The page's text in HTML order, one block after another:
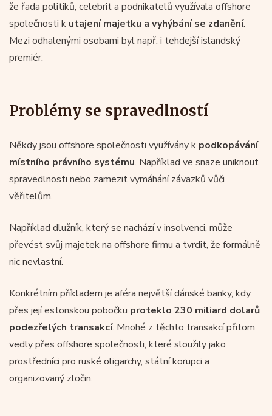
že řada politiků, celebrit a podnikatelů využívala offshore
společnosti k utajení majetku a vyhýbání se zdanění.
Mezi odhalenými osobami byl např. i tehdejší islandský
premiér.
Problémy se spravedlností
Někdy jsou offshore společnosti využívány k podkopávání
místního právního systému. Například ve snaze uniknout
spravedlnosti nebo zamezit vymáhání závazků vůči
věřitelům.
Například dlužník, který se nachází v insolvenci, může
převést svůj majetek na offshore firmu a tvrdit, že formálně
nic nevlastní.
Konkrétním příkladem je aféra největší dánské banky, kdy
přes její estonskou pobočku proteklo 230 miliard dolarů
podezřelých transakcí. Mnohé z těchto transakcí přitom
vedly přes offshore společnosti, které sloužily jako
prostředníci pro ruské oligarchy, státní korupci a
organizovaný zločin.